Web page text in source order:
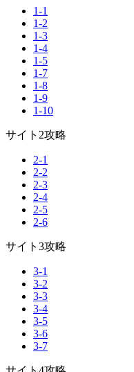
1-1
1-2
1-3
1-4
1-5
1-7
1-8
1-9
1-10
サイト2攻略
2-1
2-2
2-3
2-4
2-5
2-6
サイト3攻略
3-1
3-2
3-3
3-4
3-5
3-6
3-7